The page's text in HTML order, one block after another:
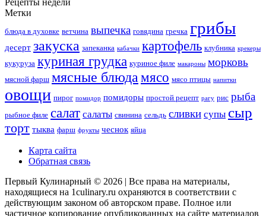
Рецепты недели
Метки
блюда в духовке ветчина выпечка говядина гречка грибы
десерт закуска запеканка кабачки картофель клубника крекеры
кукуруза куриная грудка куриное филе макароны морковь
мясной фарш мясные блюда мясо мясо птицы напитки
овощи пирог помидор помидоры простой рецепт рагу рис рыба
рыбное филе салат салаты свинина сельдь сливки супы сыр
торт тыква фарш фрукты чеснок яйца
Карта сайта
Обратная связь
Первый Кулинарный © 2026 | Все права на материалы,
находящиеся на 1culinary.ru охраняются в соответствии с
действующим законом об авторском праве. Полное или
частичное копирование опубликованных на сайте материалов